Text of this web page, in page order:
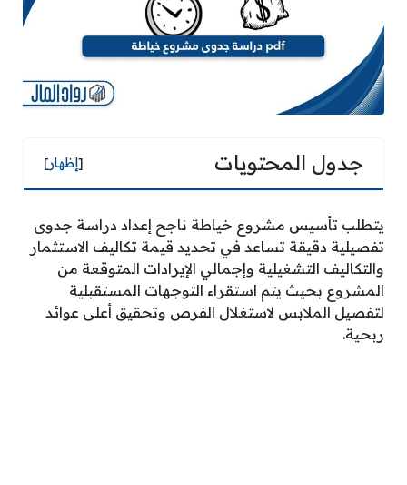
جدول المحتويات [إظهار]
يتطلب تأسيس مشروع خياطة ناجح إعداد دراسة جدوى
تفصيلية دقيقة تساعد في تحديد قيمة تكاليف الاستثمار
والتكاليف التشغيلية وإجمالي الإيرادات المتوقعة من
المشروع بحيث يتم استقراء التوجهات المستقبلية
لتفصيل الملابس لاستغلال الفرص وتحقيق أعلى عوائد
ربحية.